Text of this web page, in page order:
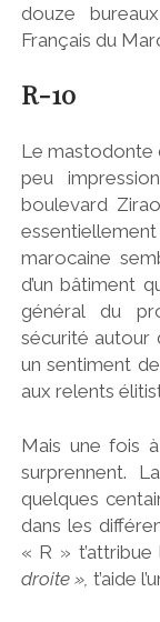
douze
Français du
R-10
Le mastodonte
peu
boulevard
marocaine
d’un bâtiment
général du
sécurité autour
un sentiment
aux relents
Mais une fois
surprennent.
quelques
dans les
« R »
droite », t’aide